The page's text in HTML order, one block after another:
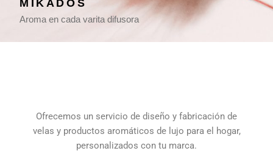
MIKADOS
Aroma en cada varita difusora
Ofrecemos un servicio de diseño y fabricación de
velas y productos aromáticos de lujo para el hogar,
personalizados con tu marca.